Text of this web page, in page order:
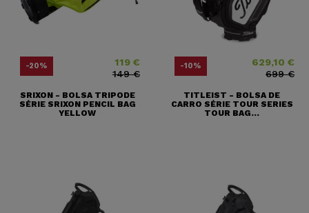
-20% Precio119 €
Precio base
149 €
SRIXON - BOLSA TRIPODE
SÉRIE SRIXON PENCIL BAG
YELLOW
-10% Precio629,10 €
Precio base
699 €
TITLEIST - BOLSA DE
CARRO SÉRIE TOUR SERIES
TOUR BAG...